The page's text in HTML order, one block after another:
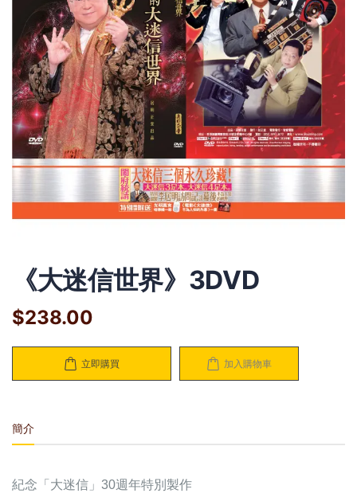
《大迷信世界》3DVD
$238.00
立即購買 加入購物車
簡介
紀念「大迷信」30週年特別製作